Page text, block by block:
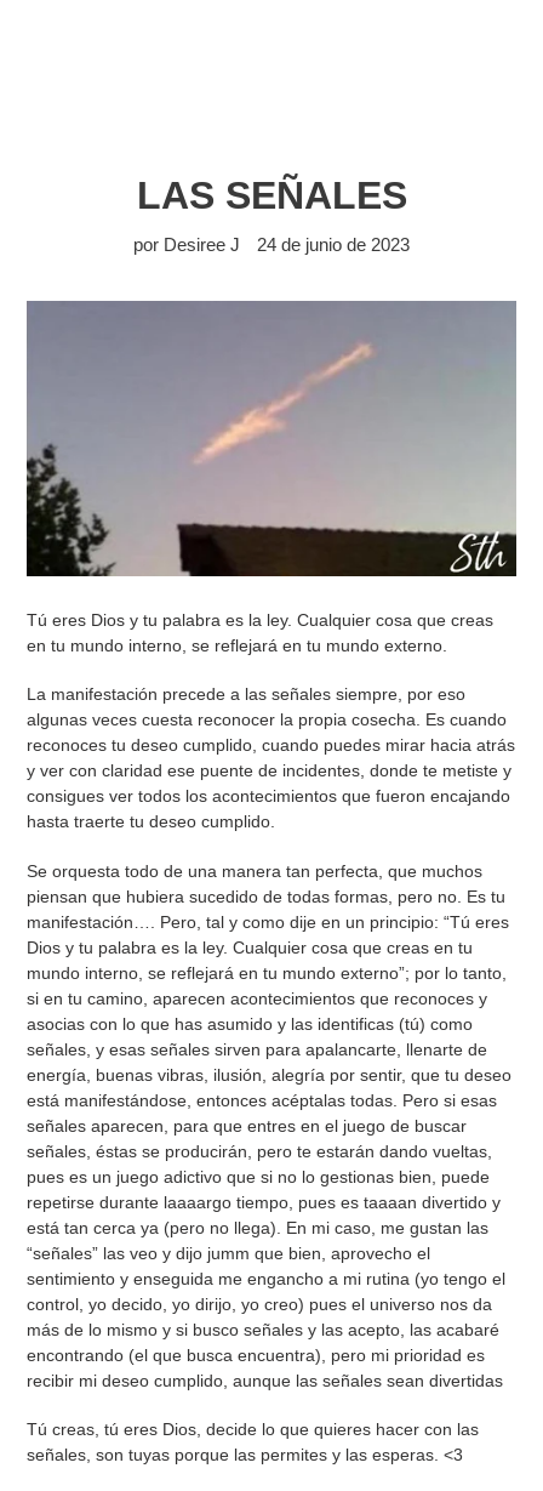
LAS SEÑALES
por Desiree J 24 de junio de 2023
Tú eres Dios y tu palabra es la ley. Cualquier cosa que creas
en tu mundo interno, se reflejará en tu mundo externo.
La manifestación precede a las señales siempre, por eso
algunas veces cuesta reconocer la propia cosecha. Es cuando
reconoces tu deseo cumplido, cuando puedes mirar hacia atrás
y ver con claridad ese puente de incidentes, donde te metiste y
consigues ver todos los acontecimientos que fueron encajando
hasta traerte tu deseo cumplido.
Se orquesta todo de una manera tan perfecta, que muchos
piensan que hubiera sucedido de todas formas, pero no. Es tu
manifestación…. Pero, tal y como dije en un principio: “Tú eres
Dios y tu palabra es la ley. Cualquier cosa que creas en tu
mundo interno, se reflejará en tu mundo externo”; por lo tanto,
si en tu camino, aparecen acontecimientos que reconoces y
asocias con lo que has asumido y las identificas (tú) como
señales, y esas señales sirven para apalancarte, llenarte de
energía, buenas vibras, ilusión, alegría por sentir, que tu deseo
está manifestándose, entonces acéptalas todas. Pero si esas
señales aparecen, para que entres en el juego de buscar
señales, éstas se producirán, pero te estarán dando vueltas,
pues es un juego adictivo que si no lo gestionas bien, puede
repetirse durante laaaargo tiempo, pues es taaaan divertido y
está tan cerca ya (pero no llega). En mi caso, me gustan las
“señales” las veo y dijo jumm que bien, aprovecho el
sentimiento y enseguida me engancho a mi rutina (yo tengo el
control, yo decido, yo dirijo, yo creo) pues el universo nos da
más de lo mismo y si busco señales y las acepto, las acabaré
encontrando (el que busca encuentra), pero mi prioridad es
recibir mi deseo cumplido, aunque las señales sean divertidas
Tú creas, tú eres Dios, decide lo que quieres hacer con las
señales, son tuyas porque las permites y las esperas. <3